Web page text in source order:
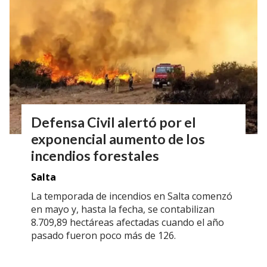
Defensa Civil alertó por el
exponencial aumento de los
incendios forestales
Salta
La temporada de incendios en Salta comenzó
en mayo y, hasta la fecha, se contabilizan
8.709,89 hectáreas afectadas cuando el año
pasado fueron poco más de 126.